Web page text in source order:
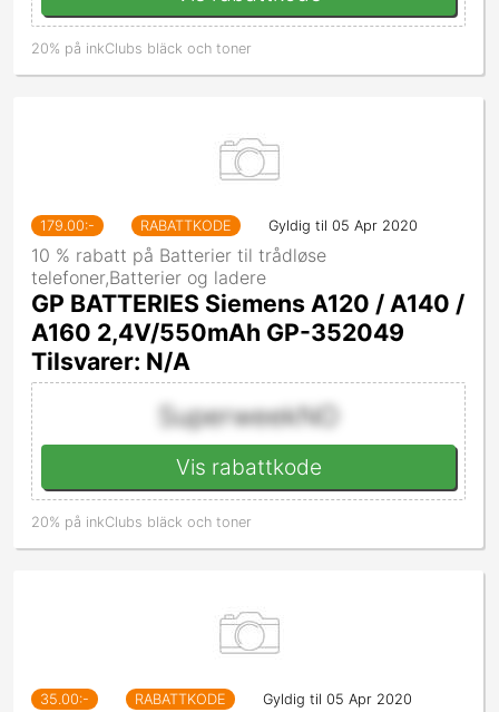
20% på inkClubs bläck och toner
179.00:- RABATTKODE Gyldig til 05 Apr 2020
10 % rabatt på Batterier til trådløse
telefoner,Batterier og ladere
GP BATTERIES Siemens A120 / A140 /
A160 2,4V/550mAh GP-352049
Tilsvarer: N/A
SuperweekNO
Vis rabattkode
20% på inkClubs bläck och toner
35.00:- RABATTKODE Gyldig til 05 Apr 2020